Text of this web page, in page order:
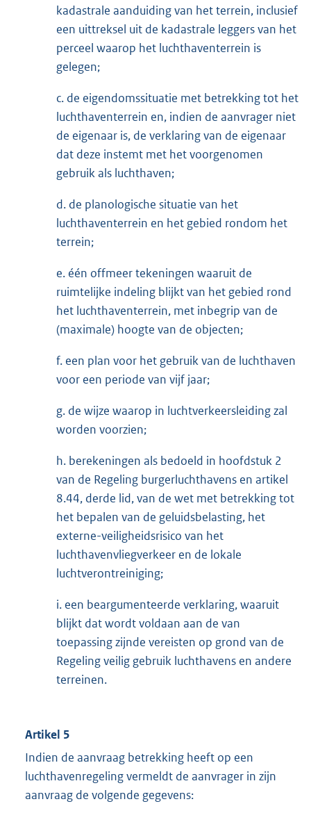
kadastrale aanduiding van het terrein, inclusief
een uittreksel uit de kadastrale leggers van het
perceel waarop het luchthaventerrein is
gelegen;
c. de eigendomssituatie met betrekking tot het
luchthaventerrein en, indien de aanvrager niet
de eigenaar is, de verklaring van de eigenaar
dat deze instemt met het voorgenomen
gebruik als luchthaven;
d. de planologische situatie van het
luchthaventerrein en het gebied rondom het
terrein;
e. één offmeer tekeningen waaruit de
ruimtelijke indeling blijkt van het gebied rond
het luchthaventerrein, met inbegrip van de
(maximale) hoogte van de objecten;
f. een plan voor het gebruik van de luchthaven
voor een periode van vijf jaar;
g. de wijze waarop in luchtverkeersleiding zal
worden voorzien;
h. berekeningen als bedoeld in hoofdstuk 2
van de Regeling burgerluchthavens en artikel
8.44, derde lid, van de wet met betrekking tot
het bepalen van de geluidsbelasting, het
externe-veiligheidsrisico van het
luchthavenvliegverkeer en de lokale
luchtverontreiniging;
i. een beargumenteerde verklaring, waaruit
blijkt dat wordt voldaan aan de van
toepassing zijnde vereisten op grond van de
Regeling veilig gebruik luchthavens en andere
terreinen.
Artikel 5
Indien de aanvraag betrekking heeft op een
luchthavenregeling vermeldt de aanvrager in zijn
aanvraag de volgende gegevens: